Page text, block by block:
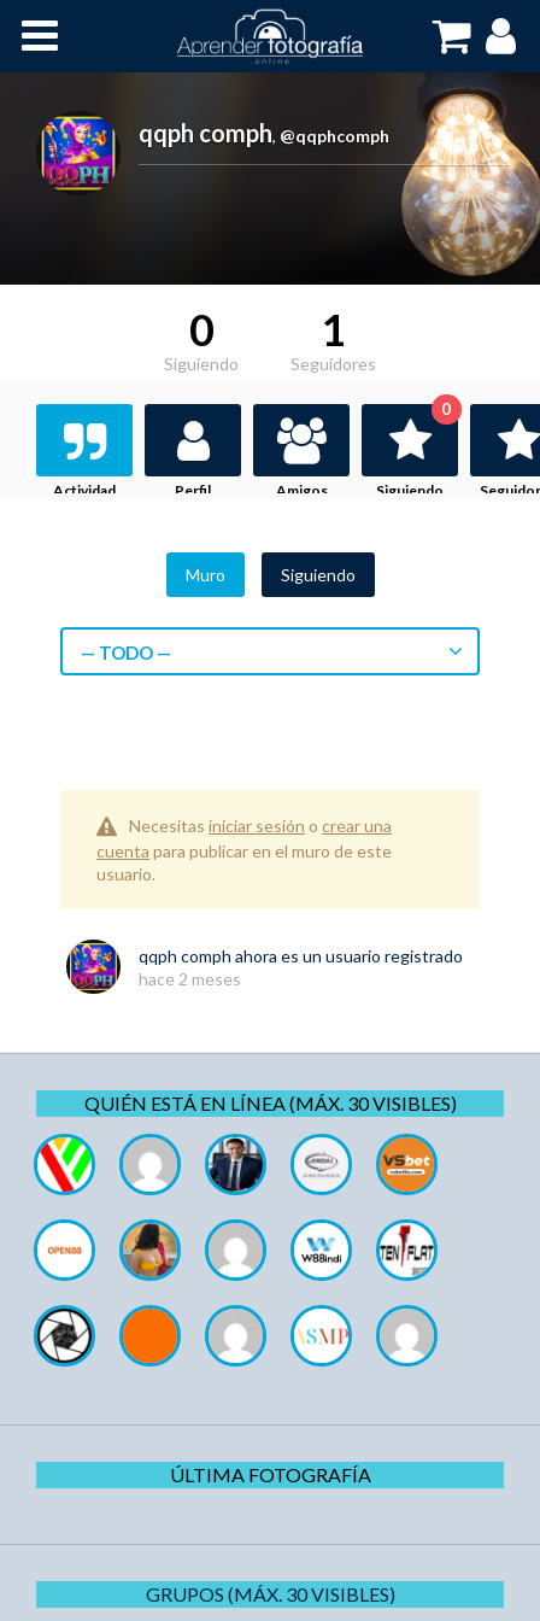
qqph comph, @qqphcomph
0
Siguiendo
1
Seguidores
Actividad Perfil Amigos Siguiendo
0
Muro Siguiendo
— TODO —
Necesitas iniciar sesión o crear una
cuenta para publicar en el muro de este
usuario.
qqph comph ahora es un usuario registrado
hace 2 meses
QUIÉN ESTÁ EN LÍNEA (MÁX. 30 VISIBLES)
ÚLTIMA FOTOGRAFÍA
GRUPOS (MÁX. 30 VISIBLES)